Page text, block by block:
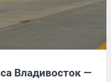
Владивосток —